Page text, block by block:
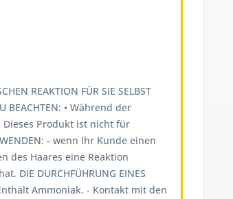
REAKTION FÜR SIE SELBST
BEACHTEN: • Während der
Dieses Produkt ist nicht für
- wenn Ihr Kunde einen
des Haares eine Reaktion
DURCHFÜHRUNG EINES
Enthält Ammoniak. - Kontakt mit den